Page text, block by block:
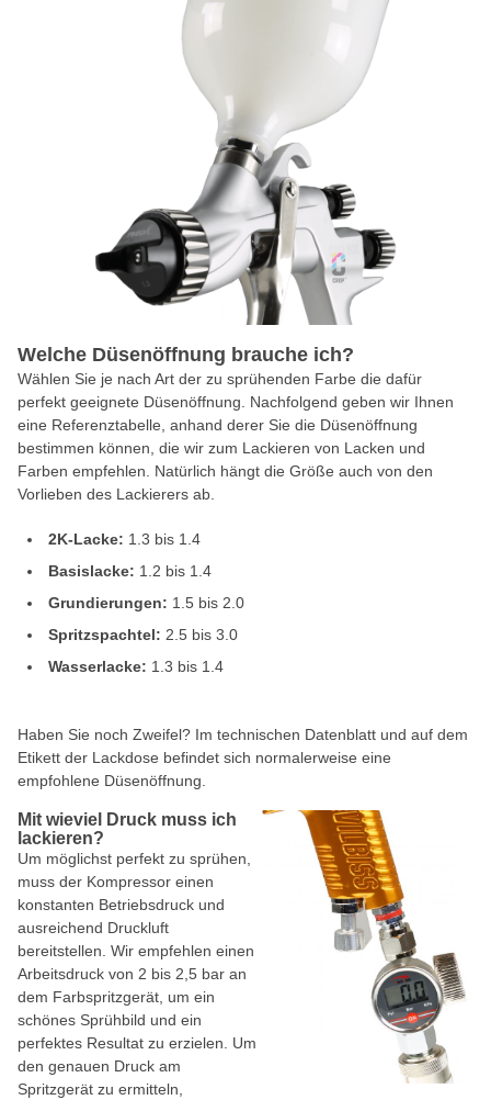
Welche Düsenöffnung brauche ich?
Wählen Sie je nach Art der zu sprühenden Farbe die dafür
perfekt geeignete Düsenöffnung. Nachfolgend geben wir Ihnen
eine Referenztabelle, anhand derer Sie die Düsenöffnung
bestimmen können, die wir zum Lackieren von Lacken und
Farben empfehlen. Natürlich hängt die Größe auch von den
Vorlieben des Lackierers ab.
2K-Lacke: 1.3 bis 1.4
Basislacke: 1.2 bis 1.4
Grundierungen: 1.5 bis 2.0
Spritzspachtel: 2.5 bis 3.0
Wasserlacke: 1.3 bis 1.4
Haben Sie noch Zweifel? Im technischen Datenblatt und auf dem
Etikett der Lackdose befindet sich normalerweise eine
empfohlene Düsenöffnung.
Mit wieviel Druck muss ich
lackieren?
Um möglichst perfekt zu sprühen,
muss der Kompressor einen
konstanten Betriebsdruck und
ausreichend Druckluft
bereitstellen. Wir empfehlen einen
Arbeitsdruck von 2 bis 2,5 bar an
dem Farbspritzgerät, um ein
schönes Sprühbild und ein
perfektes Resultat zu erzielen. Um
den genauen Druck am
Spritzgerät zu ermitteln,